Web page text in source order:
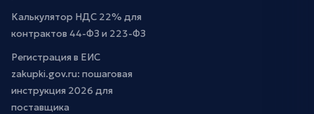
Калькулятор НДС 22% для
контрактов 44-ФЗ и 223-ФЗ
Регистрация в ЕИС
zakupki.gov.ru: пошаговая
инструкция 2026 для
поставщика